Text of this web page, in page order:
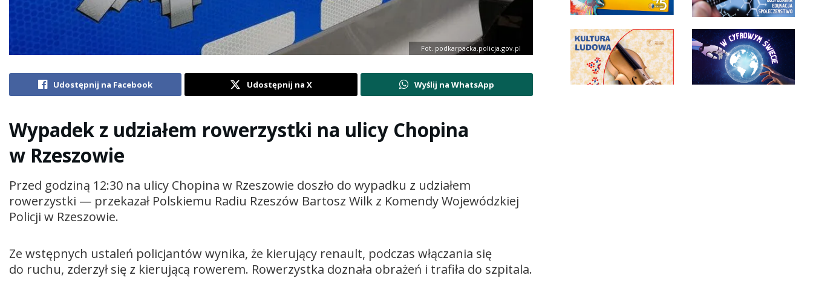
Fot. podkarpacka.policja.gov.pl
Udostępnij na Facebook Udostępnij na X Wyślij na WhatsApp
Wypadek z udziałem rowerzystki na ulicy Chopina
w Rzeszowie
Przed godziną 12:30 na ulicy Chopina w Rzeszowie doszło do wypadku z udziałem
rowerzystki — przekazał Polskiemu Radiu Rzeszów Bartosz Wilk z Komendy Wojewódzkiej
Policji w Rzeszowie.
Ze wstępnych ustaleń policjantów wynika, że kierujący renault, podczas włączania się
do ruchu, zderzył się z kierującą rowerem. Rowerzystka doznała obrażeń i trafiła do szpitala.